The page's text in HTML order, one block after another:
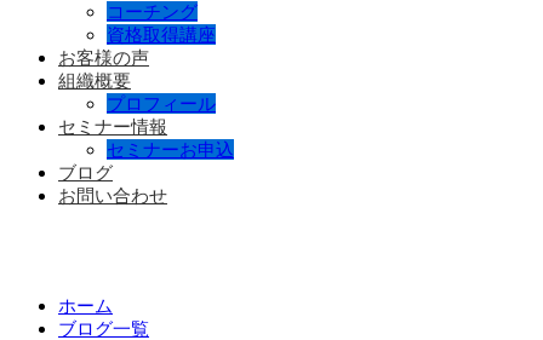
コーチング
資格取得講座
お客様の声
組織概要
プロフィール
セミナー情報
セミナーお申込
ブログ
お問い合わせ
ホーム
ブログ一覧